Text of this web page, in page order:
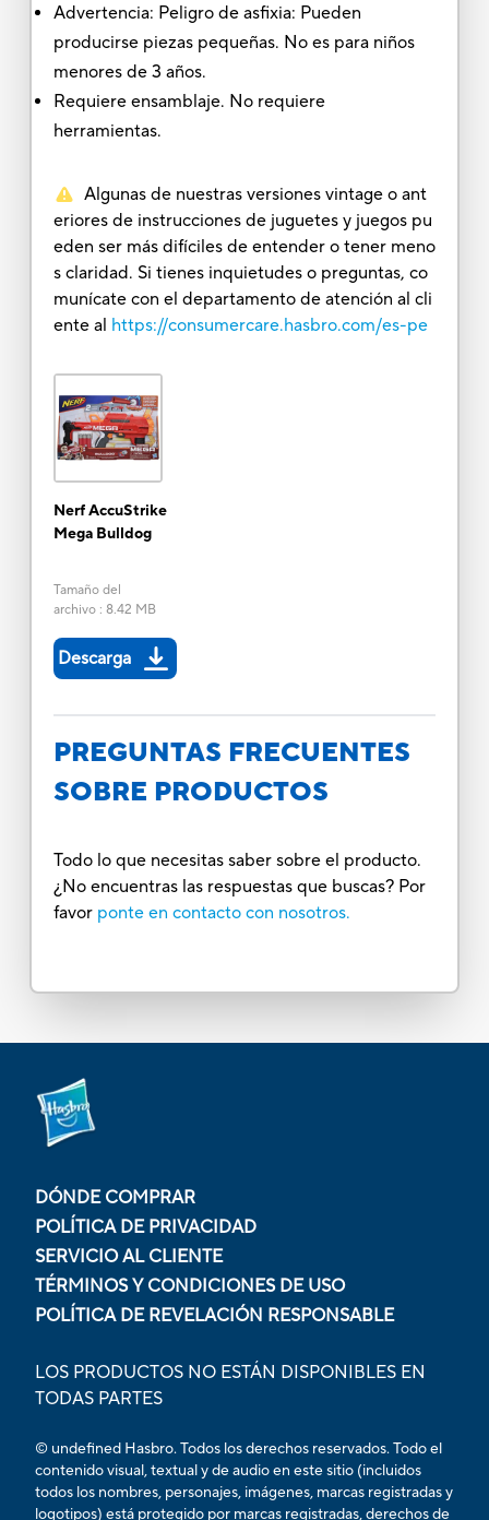
Advertencia: Peligro de asfixia: Pueden
producirse piezas pequeñas. No es para niños
menores de 3 años.
Requiere ensamblaje. No requiere
herramientas.
Algunas de nuestras versiones vintage o ant
eriores de instrucciones de juguetes y juegos pu
eden ser más difíciles de entender o tener meno
s claridad. Si tienes inquietudes o preguntas, co
munícate con el departamento de atención al cli
ente al https://consumercare.hasbro.com/es-pe
Nerf AccuStrike
Mega Bulldog
Tamaño del
archivo: 8.42 MB
Descarga
PREGUNTAS FRECUENTES
SOBRE PRODUCTOS
Todo lo que necesitas saber sobre el producto.
¿No encuentras las respuestas que buscas? Por
favor ponte en contacto con nosotros.
DÓNDE COMPRAR
POLÍTICA DE PRIVACIDAD
SERVICIO AL CLIENTE
TÉRMINOS Y CONDICIONES DE USO
POLÍTICA DE REVELACIÓN RESPONSABLE
LOS PRODUCTOS NO ESTÁN DISPONIBLES EN
TODAS PARTES
© undefined Hasbro. Todos los derechos reservados. Todo el
contenido visual, textual y de audio en este sitio (incluidos
todos los nombres, personajes, imágenes, marcas registradas y
logotipos) está protegido por marcas registradas, derechos de